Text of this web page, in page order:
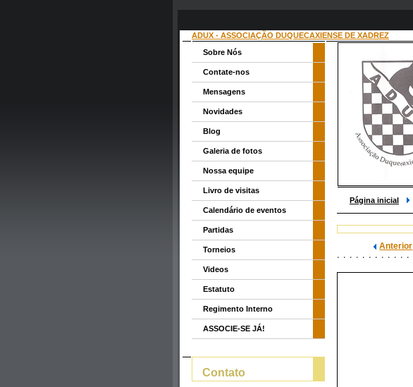
ADUX - ASSOCIAÇÃO DUQUECAXIENSE DE XADREZ
Página inicial
Anterior
Sobre Nós
Contate-nos
Mensagens
Novidades
Blog
Galeria de fotos
Nossa equipe
Livro de visitas
Calendário de eventos
Partidas
Torneios
Videos
Estatuto
Regimento Interno
ASSOCIE-SE JÁ!
Contato